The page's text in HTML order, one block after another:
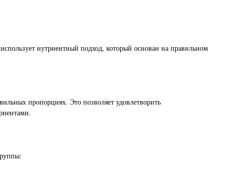
нутриентный подход, который основан на правильном
пропорциях. Это позволяет удовлетворить